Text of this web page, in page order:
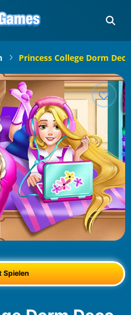
Princess College Dorm Deco
Spielen